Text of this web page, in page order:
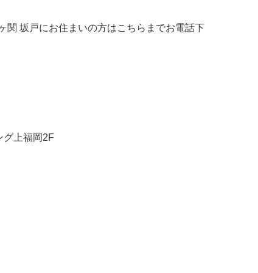
関 坂戸にお住まいの方はこちらまでお電話下
グ上福岡2F